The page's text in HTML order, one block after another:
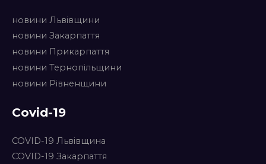
новини Львівщини
новини Закарпаття
новини Прикарпаття
новини Тернопільщини
новини Рівненщини
Covid-19
COVID-19 Львівщина
COVID-19 Закарпаття